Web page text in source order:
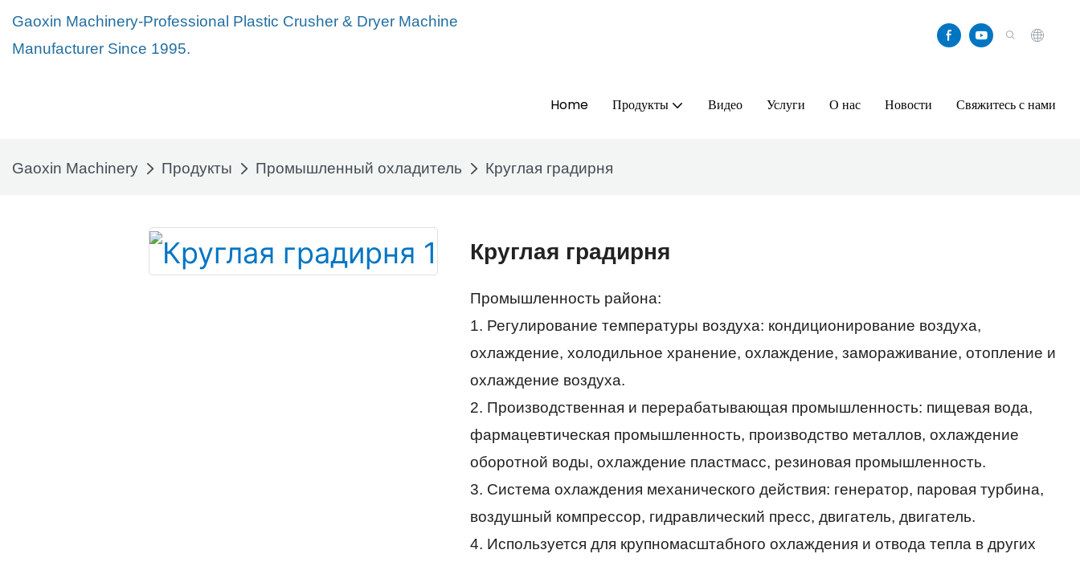
Gaoxin Machinery-Professional Plastic Crusher & Dryer Machine
Manufacturer Since 1995.
Home Продукты Видео Услуги О нас Новости Свяжитесь с нами
Gaoxin Machinery Продукты Промышленный охладитель Круглая градирня
Круглая градирня
Промышленность района:
1. Регулирование температуры воздуха: кондиционирование воздуха,
охлаждение, холодильное хранение, охлаждение, замораживание, отопление и
охлаждение воздуха.
2. Производственная и перерабатывающая промышленность: пищевая вода,
фармацевтическая промышленность, производство металлов, охлаждение
оборотной воды, охлаждение пластмасс, резиновая промышленность.
3. Система охлаждения механического действия: генератор, паровая турбина,
воздушный компрессор, гидравлический пресс, двигатель, двигатель.
4. Используется для крупномасштабного охлаждения и отвода тепла в других